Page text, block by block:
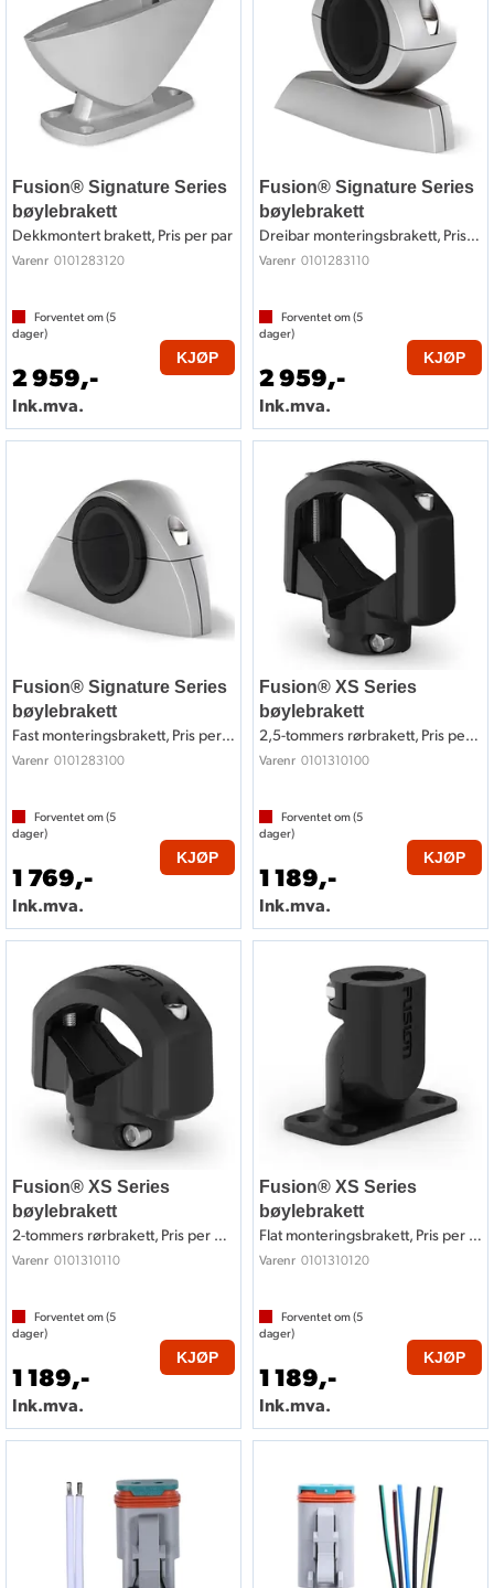
Fusion® Signature Series
bøylebrakett
Dekkmontert brakett, Pris per par
Varenr 0101283120
Forventet om (5
dager)
2 959,-
Ink.mva.
KJØP
Fusion® Signature Series
bøylebrakett
Dreibar monteringsbrakett, Pris per par
Varenr 0101283110
Forventet om (5
dager)
2 959,-
Ink.mva.
KJØP
Fusion® Signature Series
bøylebrakett
Fast monteringsbrakett, Pris per par
Varenr 0101283100
Forventet om (5
dager)
1 769,-
Ink.mva.
KJØP
Fusion® XS Series
bøylebrakett
2,5-tommers rørbrakett, Pris per par
Varenr 0101310100
Forventet om (5
dager)
1 189,-
Ink.mva.
KJØP
Fusion® XS Series
bøylebrakett
2-tommers rørbrakett, Pris per par
Varenr 0101310110
Forventet om (5
dager)
1 189,-
Ink.mva.
KJØP
Fusion® XS Series
bøylebrakett
Flat monteringsbrakett, Pris per par
Varenr 0101310120
Forventet om (5
dager)
1 189,-
Ink.mva.
KJØP